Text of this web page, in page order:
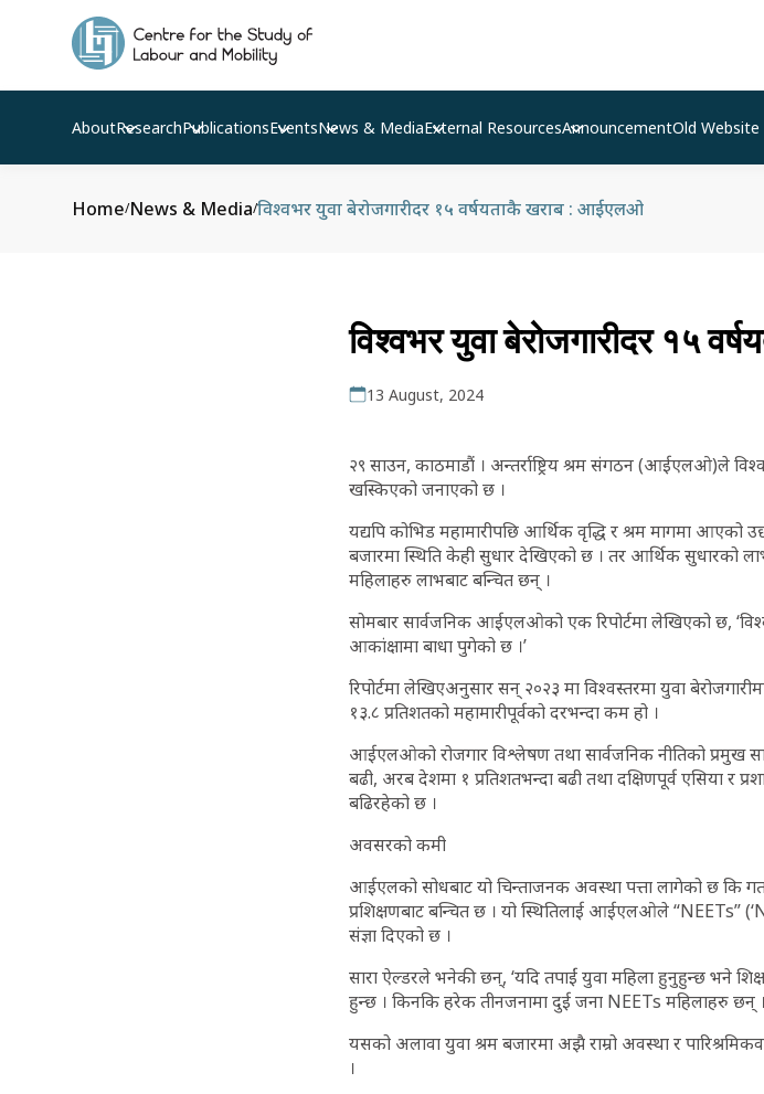
AboutResearchPublicationsEventsNews & MediaExternal ResourcesAnnouncementOld Website
Home/News & Media/विश्वभर युवा बेरोजगारीदर १५ वर्षयताकै खराब : आईएलओ
विश्वभर युवा बेरोजगारीदर १५
13 August, 2024
२९ साउन, काठमाडौं । अन्तर्राष्ट्रिय श्रम संगठन (आईएलओ)ले
खस्किएको जनाएको छ ।
यद्यपि कोभिड महामारीपछि आर्थिक वृद्धि र श्रम मागमा आएको
बजारमा स्थिति केही सुधार देखिएको छ । तर आर्थिक सुधारको
महिलाहरु लाभबाट बन्चित छन् ।
सोमबार सार्वजनिक आईएलओको एक रिपोर्टमा लेखिएको छ,
आकांक्षामा बाधा पुगेको छ ।’
रिपोर्टमा लेखिएअनुसार सन् २०२३ मा विश्वस्तरमा युवा
१३.८ प्रतिशतको महामारीपूर्वको दरभन्दा कम हो ।
आईएलओको रोजगार विश्लेषण तथा सार्वजनिक नीतिको प्रमुख
बढी, अरब देशमा १ प्रतिशतभन्दा बढी तथा दक्षिणपूर्व एसिया र
बढिरहेको छ ।
अवसरको कमी
आईएलको सोधबाट यो चिन्ताजनक अवस्था पत्ता लागेको छ कि
प्रशिक्षणबाट बन्चित छ । यो स्थितिलाई आईएलओले
संज्ञा दिएको छ ।
सारा ऐल्डरले भनेकी छन्, ‘यदि तपाईं युवा महिला हुनुहुन्छ भने
हुन्छ । किनकि हरेक तीनजनामा दुई जना NEETs महिलाहरु छन् ।
यसको अलावा युवा श्रम बजारमा अझै राम्रो अवस्था र
।